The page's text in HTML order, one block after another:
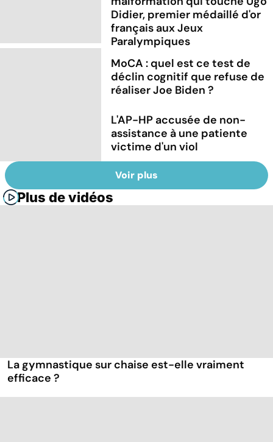
Didier, premier médaillé d'or
français aux Jeux
Paralympiques
MoCA : quel est ce test de
déclin cognitif que refuse de
réaliser Joe Biden ?
L'AP-HP accusée de non-
assistance à une patiente
victime d'un viol
Voir plus
Plus de vidéos
La gymnastique sur chaise est-elle vraiment
efficace ?